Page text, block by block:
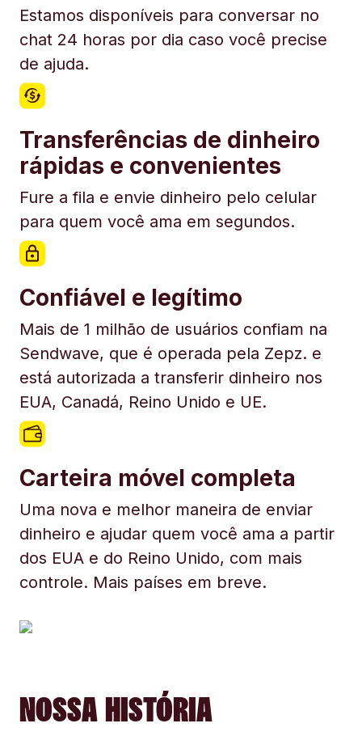
Estamos disponíveis para conversar no
chat 24 horas por dia caso você precise
de ajuda.
Transferências de dinheiro
rápidas e convenientes
Fure a fila e envie dinheiro pelo celular
para quem você ama em segundos.
Confiável e legítimo
Mais de 1 milhão de usuários confiam na
Sendwave, que é operada pela Zepz. e
está autorizada a transferir dinheiro nos
EUA, Canadá, Reino Unido e UE.
Carteira móvel completa
Uma nova e melhor maneira de enviar
dinheiro e ajudar quem você ama a partir
dos EUA e do Reino Unido, com mais
controle. Mais países em breve.
NOSSA HISTÓRIA